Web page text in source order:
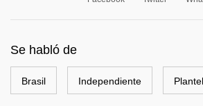
Se habló de
Brasil Independiente Plantel